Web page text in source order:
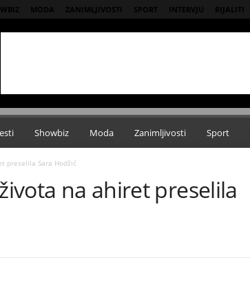
MODA ZANIMLJIVOSTI SPORT INTERVJU RIJALITI
Showbiz Moda Zanimljivosti Sport
preselila Sara Hodžić
na ahiret preselila